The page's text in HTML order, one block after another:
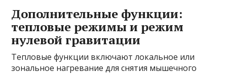
Дополнительные функции:
тепловые режимы и режим
нулевой гравитации
Тепловые функции включают локальное или
зональное нагревание для снятия мышечного